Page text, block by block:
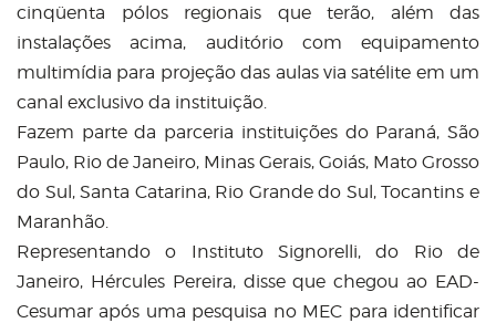
cinqüenta pólos regionais que terão, além das
instalações acima, auditório com equipamento
multimídia para projeção das aulas via satélite em um
canal exclusivo da instituição.
Fazem parte da parceria instituições do Paraná, São
Paulo, Rio de Janeiro, Minas Gerais, Goiás, Mato Grosso
do Sul, Santa Catarina, Rio Grande do Sul, Tocantins e
Maranhão.
Representando o Instituto Signorelli, do Rio de
Janeiro, Hércules Pereira, disse que chegou ao EAD-
Cesumar após uma pesquisa no MEC para identificar